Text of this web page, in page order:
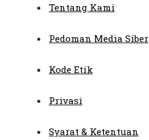
Tentang Kami
Pedoman Media Siber
Kode Etik
Privasi
Syarat & Ketentuan